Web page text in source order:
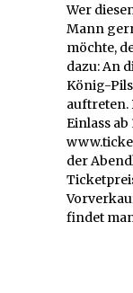
Wer
Mann
möchte,
dazu: An
König-
auftreten.
Einlass
der
findet